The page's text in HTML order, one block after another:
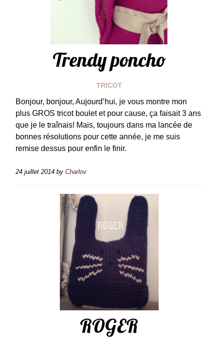
Trendy poncho
TRICOT
Bonjour, bonjour, Aujourd’hui, je vous montre mon
plus GROS tricot boulet et pour cause, ça faisait 3 ans
que je le traînais! Mais, toujours dans ma lancée de
bonnes résolutions pour cette année, je me suis
remise dessus pour enfin le finir.
24 juillet 2014 by Charlov
ROGER